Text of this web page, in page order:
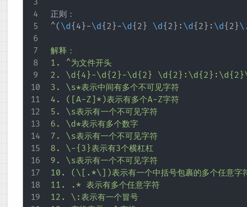
正则：
^( \d{ 4 }-\d{ 2 }-\d{ 2 } \d{ 2 } : \d{ 2 } : \d{ 2 }
解释：
1. ^为文件开头
2. \d {4}-\d {2}-\d {2} \d {2}: \d {2}: \d {2}
3. \s*表示中间有多个不可见字符
4. ([A-Z]*)表示有多个A-Z字符
5. \s表示有一个不可见字符
6. \d*表示有多个数字
7. \s表示有一个不可见字符
8. \-{3}表示有3个横杠杠
9. \s表示有一个不可见字符
10. (\[.*\])表示有一个中括号包裹的多个任意字
11. .* 表示有多个任意字符
12. \:表示有一个冒号